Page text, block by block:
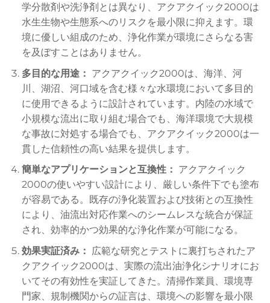
学分散剤や洗浄剤とは異なり、アクアクイック2000は
水生生物や生態系へのリスクを最小限に抑えます。環
境に優しい組成のため、浄化作業が環境にさらなる害
を及ぼすことはありません。
多目的な用途： アクアクイック2000は、海洋、河
川、湖沼、河口域を含む様々な水環境において多目的
に使用できるように設計されています。内陸の水域で
小規模な流出に取り組む場合でも、海洋環境で大規模
な事故に対処する場合でも、アクアクイック2000は一
貫した信頼性の高い結果を提供します。
簡単なアプリケーションと互換性： アクアクイック
2000の使いやすい設計により、厳しい条件下でも塗布
が容易である。既存の浄化装置および技術との互換性
により、油流出対応作業へのシームレスな統合が保証
され、効率的かつ効果的な浄化作業が可能になる。
効果実証済み：
広範な研究とテストに裏打ちされたア
クアクイック2000は、実際の流出油浄化シナリオにお
いてその有効性を実証してきた。清掃作業員、環境専
門家、規制機関からの証言は、環境への影響を最小限